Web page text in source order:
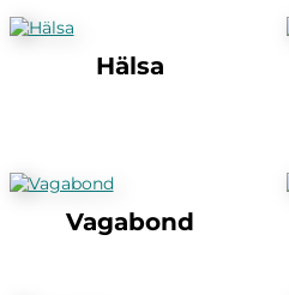
Hälsa
Vagabond